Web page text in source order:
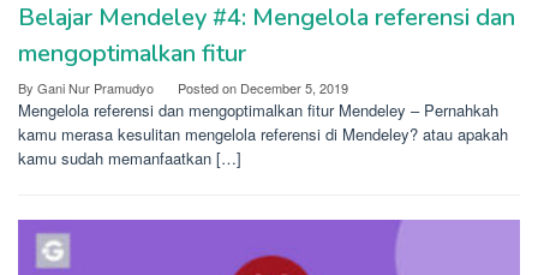
Belajar Mendeley #4: Mengelola referensi dan
mengoptimalkan fitur
By Gani Nur Pramudyo Posted on December 5, 2019
Mengelola referensi dan mengoptimalkan fitur Mendeley – Pernahkah
kamu merasa kesulitan mengelola referensi di Mendeley? atau apakah
kamu sudah memanfaatkan […]